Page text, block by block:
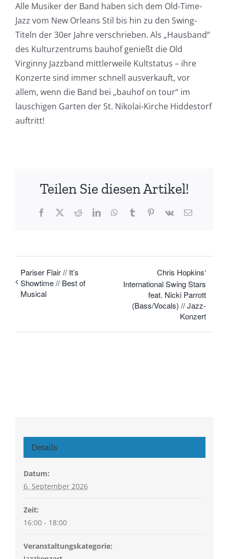
Alle Musiker der Band haben sich dem Old-Time-
Jazz vom New Orleans Stil bis hin zu den Swing-
Titeln der 30er Jahre verschrieben. Als „Hausband“
des Kulturzentrums bauhof genießt die Old
Virginny Jazzband mittlerweile Kultstatus – ihre
Konzerte sind immer schnell ausverkauft, vor
allem, wenn die Band bei „bauhof on tour“ im
lauschigen Garten der St. Nikolai-Kirche Hiddestorf
auftritt!
Teilen Sie diesen Artikel!
Facebook
X RedditLinkedInWhatsApp
TumblrPinterest
Vk
E-
Pariser Flair // It’s
Showtime // Best of
Musical
Chris Hopkins‘
International Swing Stars
feat. Nicki Parrott
(Bass/Vocals) // Jazz-
Konzert
Details
Datum:
6. September 2026
Zeit:
16:00 - 18:00
Veranstaltungskategorie: